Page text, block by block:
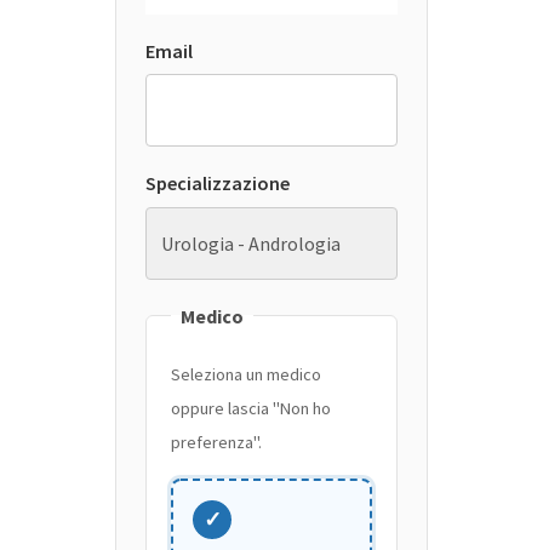
Email
Specializzazione
Medico
Seleziona un medico
oppure lascia "Non ho
preferenza".
✓